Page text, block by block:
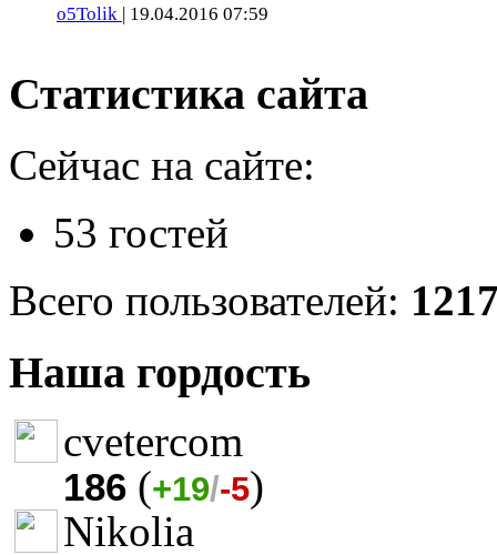
o5Tolik | 19.04.2016 07:59
Статистика сайта
Сейчас на сайте:
53 гостей
Всего пользователей:
Наша гордость
cvetercom
186 (+19/-5)
Nikolia